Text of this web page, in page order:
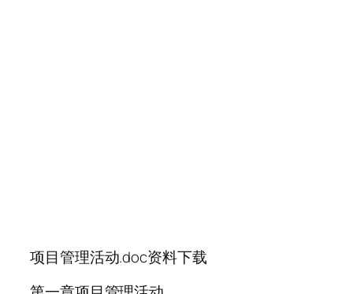
项目管理活动.doc资料下载